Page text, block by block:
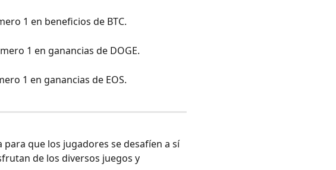
1 en beneficios de BTC.
1 en ganancias de DOGE.
1 en ganancias de EOS.
que los jugadores se desafíen a sí
de los diversos juegos y